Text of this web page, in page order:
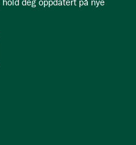
deg oppdatert på nye